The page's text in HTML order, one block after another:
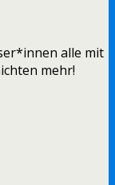
alle mit
mehr!